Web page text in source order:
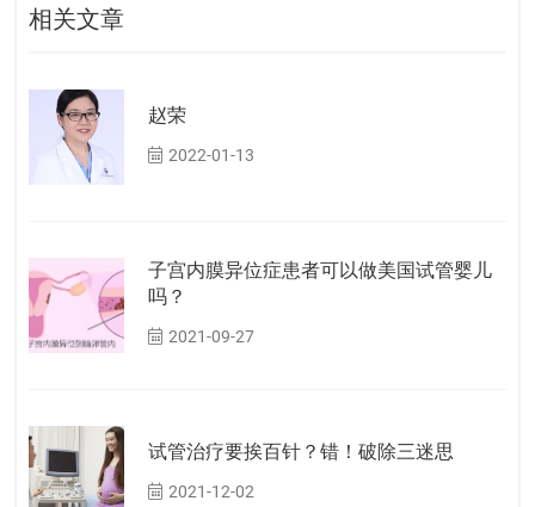
相关文章
赵荣
2022-01-13
子宫内膜异位症患者可以做美国试管婴儿
吗？
2021-09-27
试管治疗要挨百针？错！破除三迷思
2021-12-02